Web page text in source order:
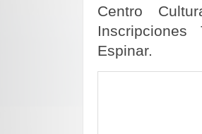
Centro
Espinar.